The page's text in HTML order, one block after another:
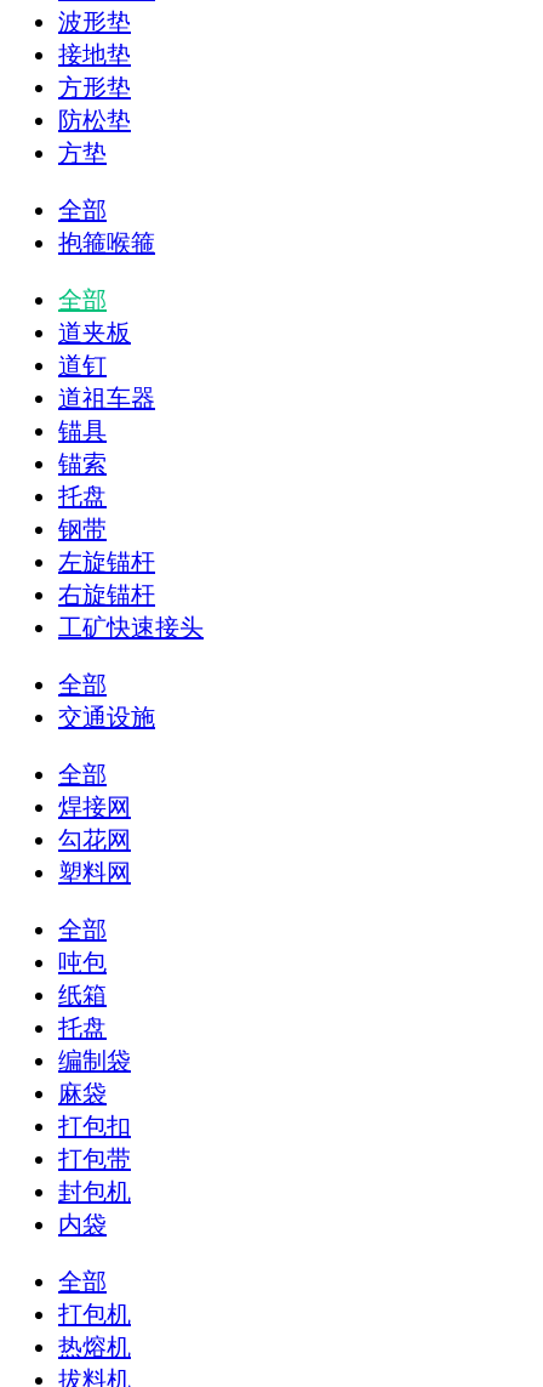
波形垫
接地垫
方形垫
防松垫
方垫
全部
抱箍喉箍
全部
道夹板
道钉
道祖车器
锚具
锚索
托盘
钢带
左旋锚杆
右旋锚杆
工矿快速接头
全部
交通设施
全部
焊接网
勾花网
塑料网
全部
吨包
纸箱
托盘
编制袋
麻袋
打包扣
打包带
封包机
内袋
全部
打包机
热熔机
拔料机